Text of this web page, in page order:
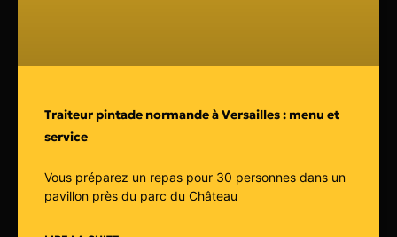
Traiteur pintade normande à Versailles : menu et
service
Vous préparez un repas pour 30 personnes dans un
pavillon près du parc du Château